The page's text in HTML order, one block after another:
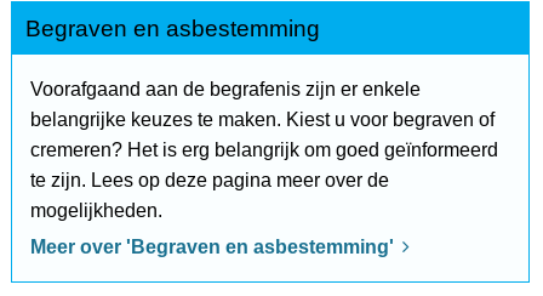
Begraven en asbestemming
Voorafgaand aan de begrafenis zijn er enkele
belangrijke keuzes te maken. Kiest u voor begraven of
cremeren? Het is erg belangrijk om goed geïnformeerd
te zijn. Lees op deze pagina meer over de
mogelijkheden.
Meer over 'Begraven en asbestemming'